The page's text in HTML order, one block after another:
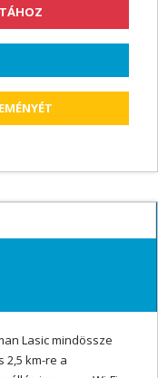
Lasic mindössze
2,5 km-re a